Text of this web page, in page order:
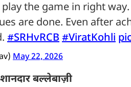
the game in right
are done. Even after
#SRHvRCB#ViratKohli
May 22, 2026
बल्लेबाज़ी